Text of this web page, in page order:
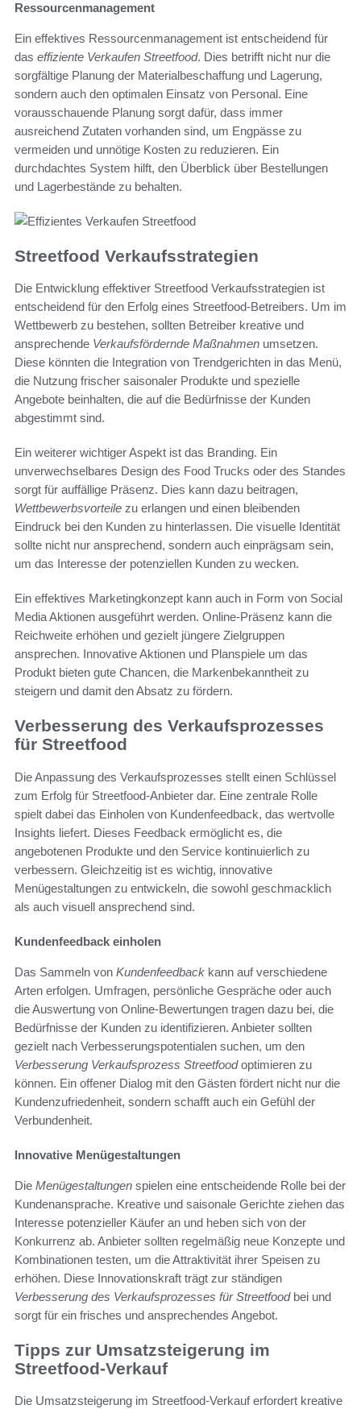
Ressourcenmanagement
Ein effektives Ressourcenmanagement ist entscheidend für
das effiziente Verkaufen Streetfood. Dies betrifft nicht nur die
sorgfältige Planung der Materialbeschaffung und Lagerung,
sondern auch den optimalen Einsatz von Personal. Eine
vorausschauende Planung sorgt dafür, dass immer
ausreichend Zutaten vorhanden sind, um Engpässe zu
vermeiden und unnötige Kosten zu reduzieren. Ein
durchdachtes System hilft, den Überblick über Bestellungen
und Lagerbestände zu behalten.
Streetfood Verkaufsstrategien
Die Entwicklung effektiver Streetfood Verkaufsstrategien ist
entscheidend für den Erfolg eines Streetfood-Betreibers. Um im
Wettbewerb zu bestehen, sollten Betreiber kreative und
ansprechende Verkaufsfördernde Maßnahmen umsetzen.
Diese könnten die Integration von Trendgerichten in das Menü,
die Nutzung frischer saisonaler Produkte und spezielle
Angebote beinhalten, die auf die Bedürfnisse der Kunden
abgestimmt sind.
Ein weiterer wichtiger Aspekt ist das Branding. Ein
unverwechselbares Design des Food Trucks oder des Standes
sorgt für auffällige Präsenz. Dies kann dazu beitragen,
Wettbewerbsvorteile zu erlangen und einen bleibenden
Eindruck bei den Kunden zu hinterlassen. Die visuelle Identität
sollte nicht nur ansprechend, sondern auch einprägsam sein,
um das Interesse der potenziellen Kunden zu wecken.
Ein effektives Marketingkonzept kann auch in Form von Social
Media Aktionen ausgeführt werden. Online-Präsenz kann die
Reichweite erhöhen und gezielt jüngere Zielgruppen
ansprechen. Innovative Aktionen und Planspiele um das
Produkt bieten gute Chancen, die Markenbekanntheit zu
steigern und damit den Absatz zu fördern.
Verbesserung des Verkaufsprozesses
für Streetfood
Die Anpassung des Verkaufsprozesses stellt einen Schlüssel
zum Erfolg für Streetfood-Anbieter dar. Eine zentrale Rolle
spielt dabei das Einholen von Kundenfeedback, das wertvolle
Insights liefert. Dieses Feedback ermöglicht es, die
angebotenen Produkte und den Service kontinuierlich zu
verbessern. Gleichzeitig ist es wichtig, innovative
Menügestaltungen zu entwickeln, die sowohl geschmacklich
als auch visuell ansprechend sind.
Kundenfeedback einholen
Das Sammeln von Kundenfeedback kann auf verschiedene
Arten erfolgen. Umfragen, persönliche Gespräche oder auch
die Auswertung von Online-Bewertungen tragen dazu bei, die
Bedürfnisse der Kunden zu identifizieren. Anbieter sollten
gezielt nach Verbesserungspotentialen suchen, um den
Verbesserung Verkaufsprozess Streetfoodoptimieren zu
können. Ein offener Dialog mit den Gästen fördert nicht nur die
Kundenzufriedenheit, sondern schafft auch ein Gefühl der
Verbundenheit.
Innovative Menügestaltungen
Die Menügestaltungen spielen eine entscheidende Rolle bei der
Kundenansprache. Kreative und saisonale Gerichte ziehen das
Interesse potenzieller Käufer an und heben sich von der
Konkurrenz ab. Anbieter sollten regelmäßig neue Konzepte und
Kombinationen testen, um die Attraktivität ihrer Speisen zu
erhöhen. Diese Innovationskraft trägt zur ständigen
Verbesserung des Verkaufsprozesses für Streetfoodbei und
sorgt für ein frisches und ansprechendes Angebot.
Tipps zur Umsatzsteigerung im
Streetfood-Verkauf
Die Umsatzsteigerung im Streetfood-Verkauf erfordert kreative